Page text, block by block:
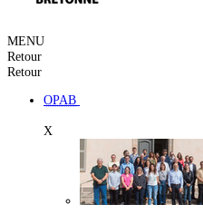
MENU
Retour
Retour
OPAB
X